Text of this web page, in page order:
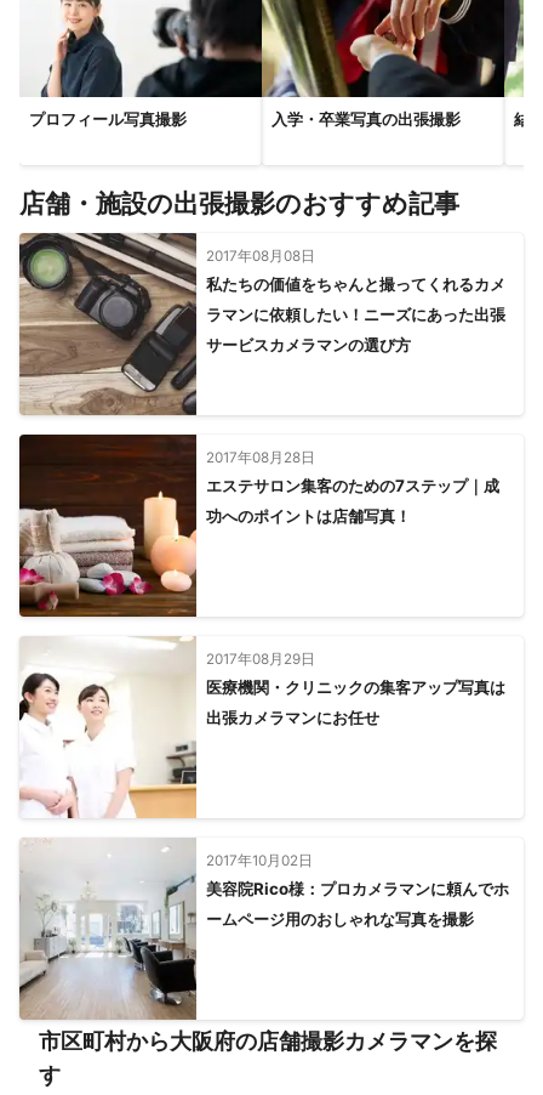
橋本市 九度山町 紀の川市 岩出市 かつらぎ町
京都府 】
精華町 京田辺市 八幡市 大山崎町
長岡京市
木津川市
城陽市 久御山町 向日市
亀岡市
宇治市
宇治田原町 笠置町 和束町 京都市 南山城村
【兵庫県】
尼崎市 伊丹市 芦屋市
神戸市
猪名川町 三田市 三木市
プロフィール写真撮影 入学・卒業写真の出張撮影 結
店舗・施設の出張撮影のおすすめ記事
2017年08月08日
私たちの価値をちゃんと撮ってくれるカメ
ラマンに依頼したい！ニーズにあった出張
サービスカメラマンの選び方
2017年08月28日
エステサロン集客のための7ステップ｜成
功へのポイントは店舗写真！
2017年08月29日
医療機関・クリニックの集客アップ写真は
出張カメラマンにお任せ
2017年10月02日
美容院Rico様：プロカメラマンに頼んでホ
ームページ用のおしゃれな写真を撮影
市区町村から大阪府の店舗撮影カメラマンを探
す